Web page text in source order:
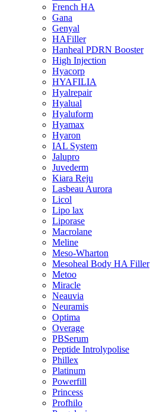
French HA
Gana
Genyal
HAFiller
Hanheal PDRN Booster
High Injection
Hyacorp
HYAFILIA
Hyalrepair
Hyalual
Hyaluform
Hyamax
Hyaron
IAL System
Jalupro
Juvederm
Kiara Reju
Lasbeau Aurora
Licol
Lipo lax
Liporase
Macrolane
Meline
Meso-Wharton
Mesoheal Body HA Filler
Metoo
Miracle
Neauvia
Neuramis
Optima
Overage
PBSerum
Peptide Introlypolise
Phillex
Platinum
Powerfill
Princess
Profhilo